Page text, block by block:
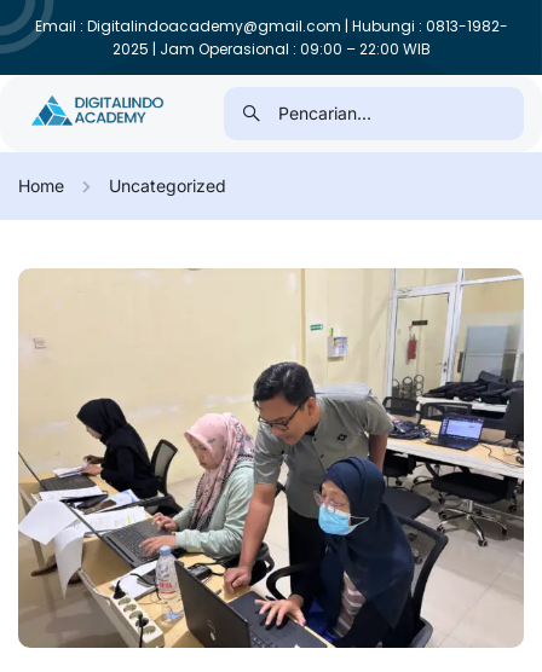
Email : Digitalindoacademy@gmail.com | Hubungi : 0813-1982-
2025 | Jam Operasional : 09:00 – 22:00 WIB
Home Uncategorized